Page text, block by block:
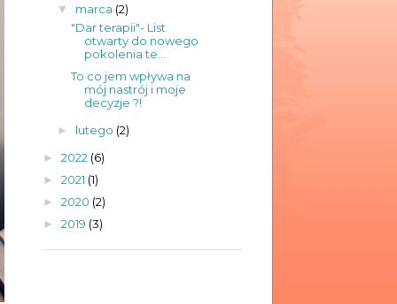
▼ marca (2)
"Dar terapii"- List
otwarty do nowego
pokolenia te...
To co jem wpływa na
mój nastrój i moje
decyzje ?!
► lutego (2)
► 2022 (6)
► 2021 (1)
► 2020 (2)
► 2019 (3)